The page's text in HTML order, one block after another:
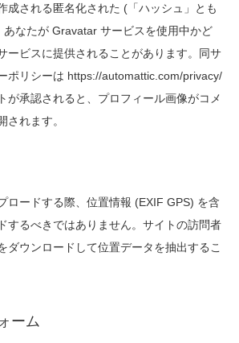
成される匿名化された (「ハッシュ」とも
なたが Gravatar サービスを使用中かど
ービスに提供されることがあります。同サ
ポリシーは https://automattic.com/privacy/
が承認されると、プロフィール画像がコメ
されます。
ロードする際、位置情報 (EXIF GPS) を含
するべきではありません。サイトの訪問者
ダウンロードして位置データを抽出するこ
ーム